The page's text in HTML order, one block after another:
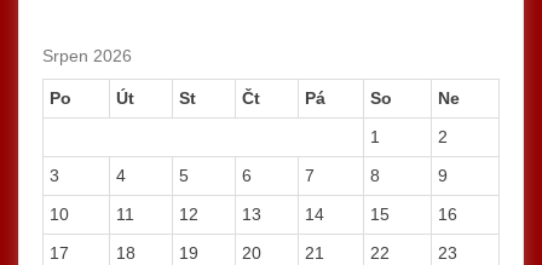
Srpen 2026
Po Út St Čt Pá So Ne
1
2
3
4 5 6 7 8
9
10
11 12 13 14 15
16
17
18 19 20 21 22
23